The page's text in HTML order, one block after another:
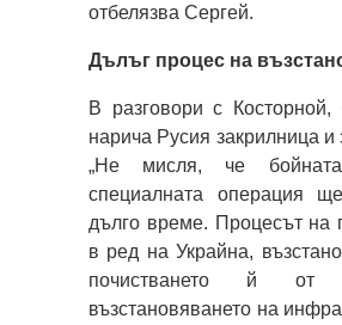
отбелязва Сергей.
Дълъг процес на
В разговори с Косторной,
нарича Русия закрилница и
„Не мисля, че
специалната операция
дълго време. Процесът на
в ред на Украйна,
почистването й от
възстановяването на